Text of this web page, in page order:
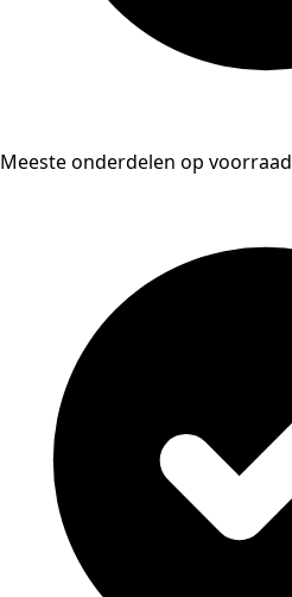
Meeste onderdelen op voorraad